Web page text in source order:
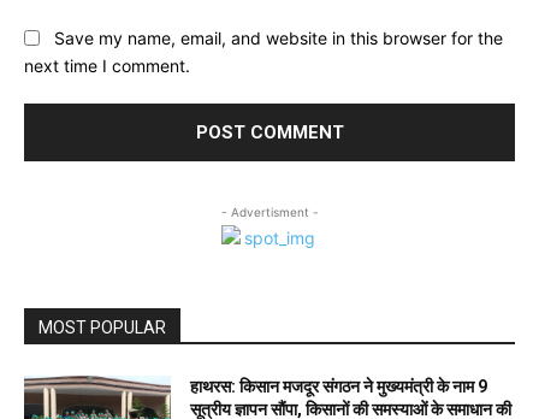
Save my name, email, and website in this browser for the
next time I comment.
- Advertisment -
MOST POPULAR
हाथरस: किसान मजदूर संगठन ने मुख्यमंत्री के नाम 9
सूत्रीय ज्ञापन सौंपा, किसानों की समस्याओं के समाधान की